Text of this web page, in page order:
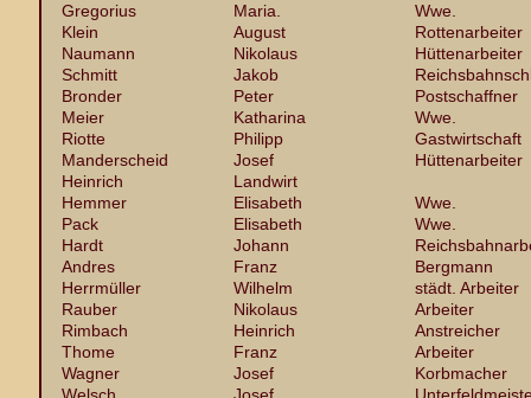
Gregorius
Maria.
Wwe.
Klein
August
Rottenarbeiter
Naumann
Nikolaus
Hüttenarbeiter
Schmitt
Jakob
Bronder
Peter
Postschaffner
Meier
Katharina
Wwe.
Riotte
Philipp
Gastwirtschaft
Manderscheid
Josef
Hüttenarbeiter
Heinrich
Landwirt
Hemmer
Elisabeth
Wwe.
Pack
Elisabeth
Wwe.
Hardt
Johann
Andres
Franz
Bergmann
Herrmüller
Wilhelm
städt. Arbeiter
Rauber
Nikolaus
Arbeiter
Rimbach
Heinrich
Anstreicher
Thome
Franz
Arbeiter
Wagner
Josef
Korbmacher